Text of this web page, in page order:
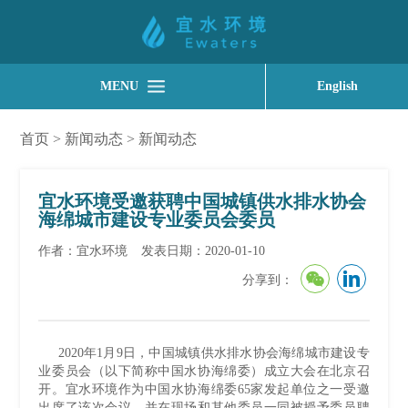
MENU English
首页 > 新闻动态 > 新闻动态
宜水环境受邀获聘中国城镇供水排水协会
海绵城市建设专业委员会委员
作者：宜水环境 发表日期：2020-01-10
分享到：
2020年1月9日，中国城镇供水排水协会海绵城市建设专
业委员会（以下简称中国水协海绵委）成立大会在北京召
开。宜水环境作为中国水协海绵委65家发起单位之一受邀